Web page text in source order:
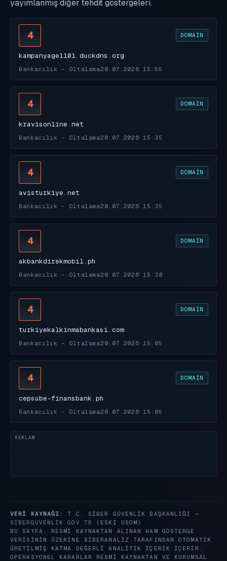
yayımlanmış diğer tehdit göstergeleri.
4 DOMAIN
kampanyagel101.duckdns.org
Bankacılık - Oltalama20.07.2026 15:55
4 DOMAIN
kravisonline.net
Bankacılık - Oltalama20.07.2026 15:35
4 DOMAIN
avisturkiye.net
Bankacılık - Oltalama20.07.2026 15:35
4 DOMAIN
akbankdirekmobil.ph
Bankacılık - Oltalama20.07.2026 15:30
4 DOMAIN
turkiyekalkinmabankasi.com
Bankacılık - Oltalama20.07.2026 15:05
4 DOMAIN
cepsube-finansbank.ph
Bankacılık - Oltalama20.07.2026 15:05
VERI KAYNAĞI:
T.C. SIBER GÜVENLIK BAŞKANLIĞI —
SIBERGUVENLIK.GOV.TR
(ESKI USOM)
BU SAYFA, RESMI KAYNAKTAN ALINAN HAM GÖSTERGE
VERISININ ÜZERINE SIBERANALIZ TARAFINDAN OTOMATIK
ÜRETILMIŞ KATMA DEĞERLI ANALITIK IÇERIK IÇERIR.
OPERASYONEL KARARLAR RESMI KAYNAKTAN VE KURUMSAL